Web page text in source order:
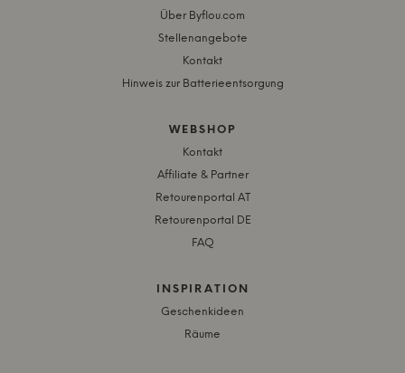
Über Byflou.com
Stellenangebote
Kontakt
Hinweis zur Batterieentsorgung
WEBSHOP
Kontakt
Affiliate & Partner
Retourenportal AT
Retourenportal DE
FAQ
INSPIRATION
Geschenkideen
Räume